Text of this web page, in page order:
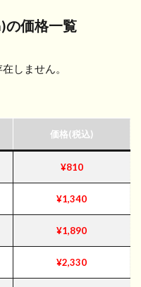
の価格一覧
しません。
価格(税込)
¥810
¥1,340
¥1,890
¥2,330